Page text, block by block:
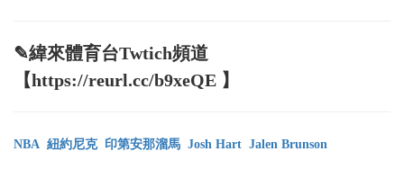
✎緯來體育台Twtich頻道
【https://reurl.cc/b9xeQE 】
NBA 紐約尼克 印第安那溜馬 Josh Hart Jalen Brunson